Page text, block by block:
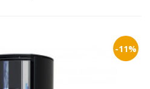
-11%